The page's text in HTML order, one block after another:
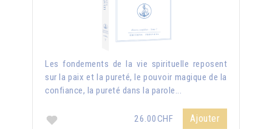
Les fondements de la vie spirituelle reposent
sur la paix et la pureté, le pouvoir magique de la
confiance, la pureté dans la parole...
26.00CHF Ajouter